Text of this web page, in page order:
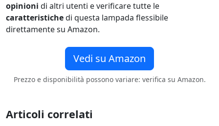
opinioni di altri utenti e verificare tutte le
caratteristichedi questa lampada flessibile
direttamente su Amazon.
Vedi su Amazon
Prezzo e disponibilità possono variare: verifica su Amazon.
Articoli correlati